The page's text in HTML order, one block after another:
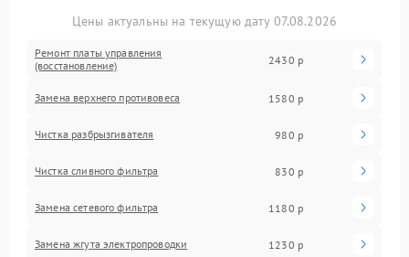
Цены актуальны на текущую дату 07.08.2026
Ремонт платы управления
(восстановление)
2430 р
Замена верхнего противовеса 1580 р
Чистка разбрызгивателя 980 р
Чистка сливного фильтра 830 р
Замена сетевого фильтра 1180 р
Замена жгута электропроводки 1230 р